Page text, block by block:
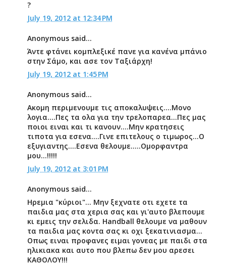
?
July 19, 2012 at 12:34 PM
Anonymous said...
Άντε φτάνει κομπλεξικέ πανε για κανένα μπάνιο
στην Σάμο, και ασε τον Ταξιάρχη!
July 19, 2012 at 1:45 PM
Anonymous said...
Ακομη περιμενουμε τις αποκαλυψεις....Μονο
λογια....Πες τα ολα για την τρελοπαρεα...Πες μας
ποιοι ειναι και τι κανουν....Μην κρατησεις
τιποτα για εσενα....Γινε επιτελους ο τιμωρος...Ο
εξυγιαντης....Εσενα θελουμε.....Ομορφαντρα
μου...!!!!!
July 19, 2012 at 3:01 PM
Anonymous said...
Ηρεμια "κύριοι"... Μην ξεχνατε οτι εχετε τα
παιδια μας στα χερια σας και γι'αυτο βλεπουμε
κι εμεις την σελιδα. Handball θελουμε να μαθουν
τα παιδια μας κοντα σας κι οχι ξεκατινιασμα...
Οπως ειναι προφανες ειμαι γονεας με παιδι στα
ηλικιακα και αυτο που βλεπω δεν μου αρεσει
ΚΑΘΟΛΟΥ!!!